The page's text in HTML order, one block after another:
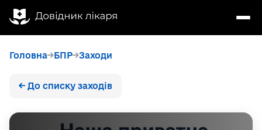
Головна БПР Заходи
← До списку заходів